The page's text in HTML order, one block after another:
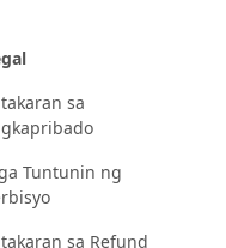
sa
Tuntunin ng
sa Refund